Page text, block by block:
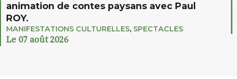
animation de contes paysans avec Paul
ROY.
MANIFESTATIONS CULTURELLES, SPECTACLES
Le 07 août 2026